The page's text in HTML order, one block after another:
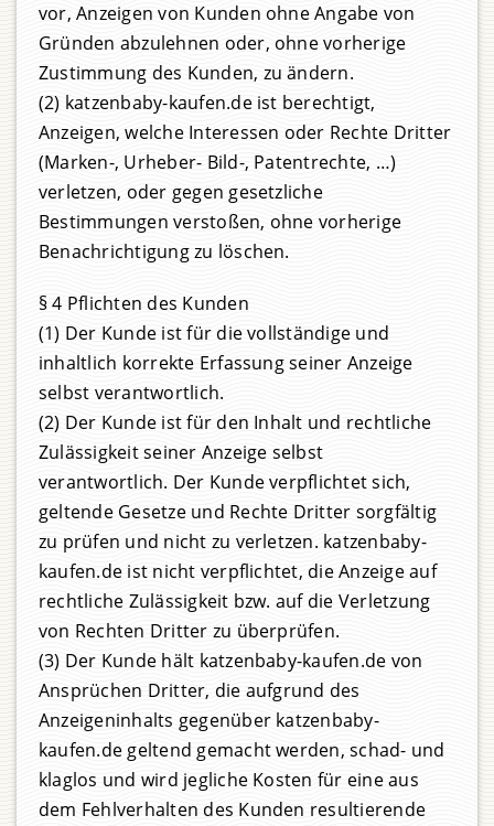
vor, Anzeigen von Kunden ohne Angabe von
Gründen abzulehnen oder, ohne vorherige
Zustimmung des Kunden, zu ändern.
(2) katzenbaby-kaufen.de ist berechtigt,
Anzeigen, welche Interessen oder Rechte Dritter
(Marken-, Urheber- Bild-, Patentrechte, …)
verletzen, oder gegen gesetzliche
Bestimmungen verstoßen, ohne vorherige
Benachrichtigung zu löschen.
§ 4 Pflichten des Kunden
(1) Der Kunde ist für die vollständige und
inhaltlich korrekte Erfassung seiner Anzeige
selbst verantwortlich.
(2) Der Kunde ist für den Inhalt und rechtliche
Zulässigkeit seiner Anzeige selbst
verantwortlich. Der Kunde verpflichtet sich,
geltende Gesetze und Rechte Dritter sorgfältig
zu prüfen und nicht zu verletzen. katzenbaby-
kaufen.de ist nicht verpflichtet, die Anzeige auf
rechtliche Zulässigkeit bzw. auf die Verletzung
von Rechten Dritter zu überprüfen.
(3) Der Kunde hält katzenbaby-kaufen.de von
Ansprüchen Dritter, die aufgrund des
Anzeigeninhalts gegenüber katzenbaby-
kaufen.de geltend gemacht werden, schad- und
klaglos und wird jegliche Kosten für eine aus
dem Fehlverhalten des Kunden resultierende